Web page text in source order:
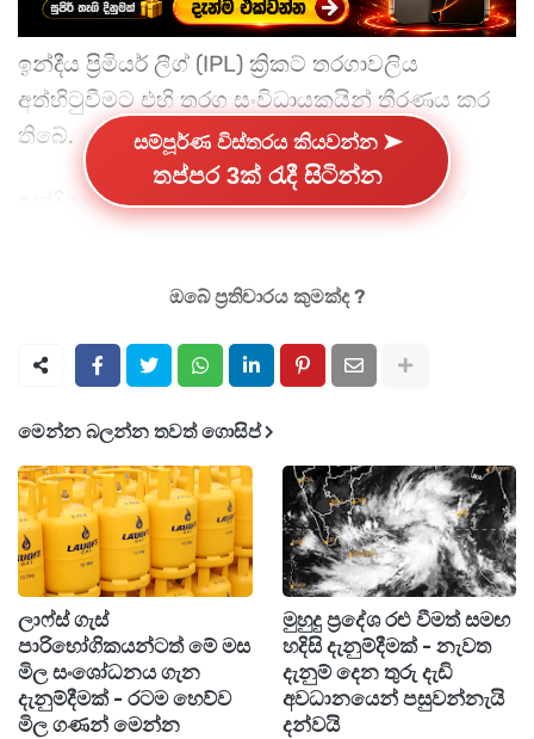
ඉන්දීය ප්‍රිමියර් ලීග් (IPL) ක්‍රිකට් තරගාවලිය
අත්හිටුවීමට එහි තරග සංවිධායකයින් තීරණය කර
තිබේ.
ඉන්දියාව සහ පාකිස්තාන දේශසීමා ආසන්නයේ
මේ අතර මේ දිනවල පාකිස්තාන සුපර් ලීග් ක්‍රිකට්
තරග එක්සත් අරාබි එමීර් රාජ්‍යයේදී පැවැත්වීමට
පාකිස්තාන ක්‍රිකට් ආයතනය තීරණය කර තිබේ.
ඒ ඉන්දියාව සහ පාකිස්තානය අතර ගැටුම් උග්‍රවීම
හේතුවෙනි.
පාකිස්තාන සුපර් ලීග් ක්‍රිකට් තරගාවලියේ කරච්චි
කිංග්ස් සහ පෙෂාවර් සල්මි කණ්ඩායම් අතර
තරගයක් ඊයේ රාත්‍රියේ රාවල්පින්ඩි ක්‍රීඩාංගනයේදී
සම්පූර්ණ විස්තරය කියවන්න ➤
තප්පර 3ක් රැදී සිටින්න
ඔබේ ප්‍රතිචාරය කුමක්ද ?
මෙන්න බලන්න තවත් ගොසිප්
ලාෆ්ස් ගැස්
පාරිභෝගිකයන්ටත් මේ මස
මිල සංශෝධනය ගැන
දැනුම්දීමක් - රටම හෙව්ව
මිල ගණන් මෙන්න
මුහුදු ප්‍රදේශ රළු වීමත් සමඟ
හදිසි දැනුම්දීමක් - නැවත
දැනුම් දෙන තුරු දැඩි
අවධානයෙන් පසුවන්නැයි
දන්වයි